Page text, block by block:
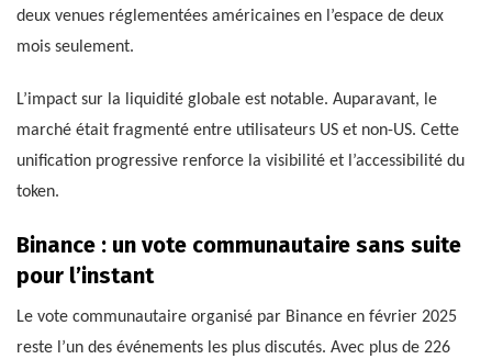
deux venues réglementées américaines en l’espace de deux
mois seulement.
L’impact sur la liquidité globale est notable. Auparavant, le
marché était fragmenté entre utilisateurs US et non-US. Cette
unification progressive renforce la visibilité et l’accessibilité du
token.
Binance : un vote communautaire sans suite
pour l’instant
Le vote communautaire organisé par Binance en février 2025
reste l’un des événements les plus discutés. Avec plus de 226